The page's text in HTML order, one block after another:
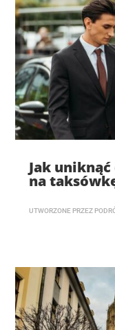
Jak
na
UTWORZONE PRZEZ